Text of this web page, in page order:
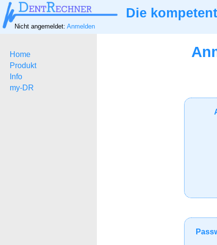
Die
Nicht angemeldet: Anmelden
Home
Produkt
Info
my-DR